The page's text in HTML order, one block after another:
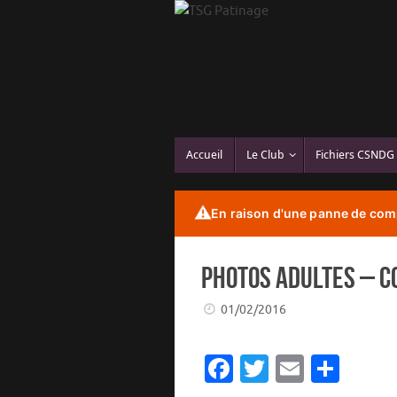
Accueil Le Club Fichiers CSNDG
⚠️En raison d'une panne de
Photos Adultes –
01/02/2016
Fa T E